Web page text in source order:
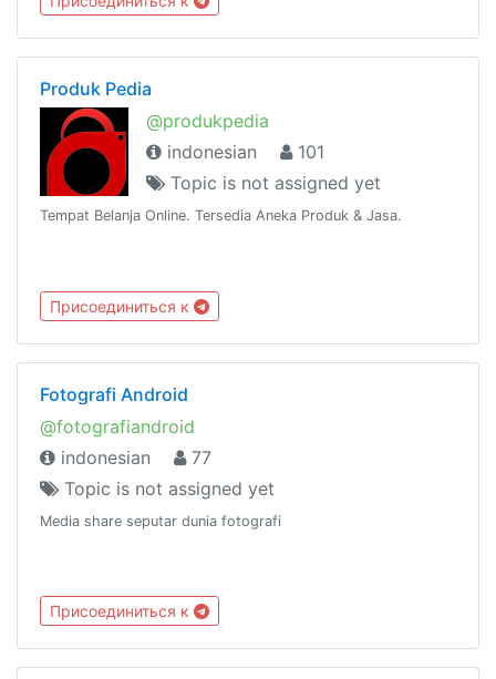
Produk Pedia
@produkpedia
indonesian
101
Topic is not assigned yet
Tempat Belanja Online. Tersedia Aneka Produk & Jasa.
Присоединиться к
Fotografi Android
@fotografiandroid
indonesian
77
Topic is not assigned yet
Media share seputar dunia fotografi
Присоединиться к